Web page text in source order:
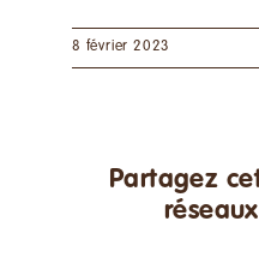
8 février 2023
Partagez